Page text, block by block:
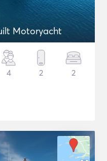
Economic Custom Built Motoryacht
4 2 2